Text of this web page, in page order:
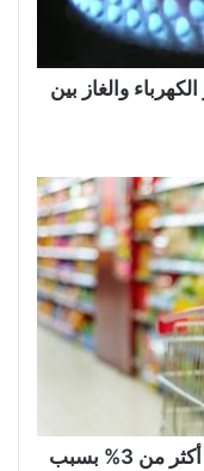
والغاز بين
ارتفاع التضخم في هولندا مجدداً إلى أكثر من 3% بسبب